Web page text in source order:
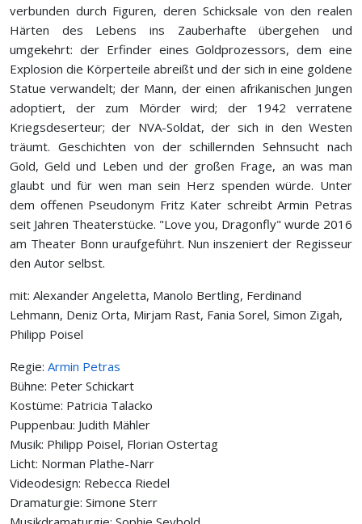
verbunden durch Figuren, deren Schicksale von den realen
Härten des Lebens ins Zauberhafte übergehen und
umgekehrt: der Erfinder eines Goldprozessors, dem eine
Explo­sion die Körperteile abreißt und der sich in eine goldene
Statue verwandelt; der Mann, der einen afrikanischen Jungen
adoptiert, der zum Mörder wird; der 1942 verratene
Kriegsdeserteur; der NVA-Soldat, der sich in den Westen
träumt. Geschichten von der schillernden Sehnsucht nach
Gold, Geld und Leben und der großen Frage, an was man
glaubt und für wen man sein Herz spenden würde. Unter
dem offenen Pseudonym Fritz Kater schreibt Arm­in Petra­s
seit Jahren Thea­terstücke. "Love you, Dragonfly" wurde 2016
am Theater Bonn uraufgeführt. Nun inszeniert der Regisseur
den Autor selbst.
mit: Alexander Angeletta, Manolo Bertling, Ferdinand
Lehmann, Deniz Orta, Mirjam Rast, Fania Sorel, Simon Zigah,
Philipp Poisel
Regie: Armin Petras
Bühne: Peter Schickart
Kostüme: Patricia Talacko
Puppenbau: Judith Mähler
Musik: Philipp Poisel, Florian Ostertag
Licht: Norman Plathe-Narr
Videodesign: Rebecca Riedel
Dramaturgie: Simone Sterr